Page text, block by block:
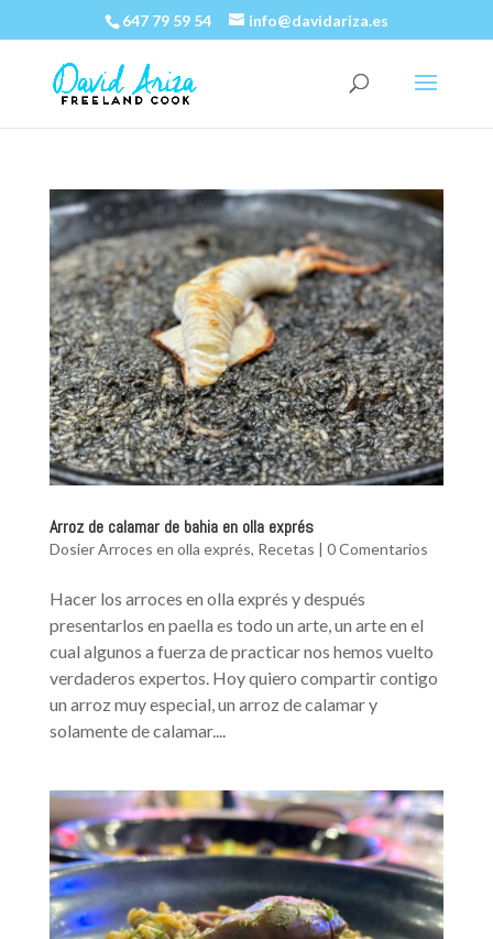
647 79 59 54 info@davidariza.es
Arroz de calamar de bahia en olla exprés
Dosier Arroces en olla exprés, Recetas | 0 Comentarios
Hacer los arroces en olla exprés y después
presentarlos en paella es todo un arte, un arte en el
cual algunos a fuerza de practicar nos hemos vuelto
verdaderos expertos. Hoy quiero compartir contigo
un arroz muy especial, un arroz de calamar y
solamente de calamar....